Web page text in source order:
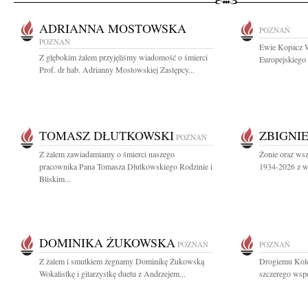
ADRIANNA MOSTOWSKA
POZNAŃ
Z głębokim żalem przyjęliśmy wiadomość o śmierci
Prof. dr hab. Adrianny Mostowskiej Zastępcy...
POZNAŃ
Ewie Kopacz
Europejskiego
TOMASZ DŁUTKOWSKI POZNAŃ
Z żalem zawiadamiamy o śmierci naszego
pracownika Pana Tomasza Dłutkowskiego Rodzinie i
Bliskim...
Żonie oraz
1934-2026 z
DOMINIKA ŻUKOWSKA POZNAŃ
Z żalem i smutkiem żegnamy Dominikę Żukowską
Wokalistkę i gitarzystkę duetu z Andrzejem...
POZNAŃ
Drogiemu
szczerego